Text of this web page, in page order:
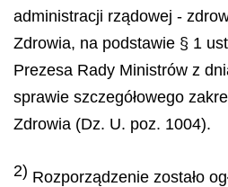
administracji rządowej -
Zdrowia, na podstawie § 1
Prezesa Rady Ministrów z
sprawie szczegółowego
Zdrowia (Dz. U. poz. 1004).
2) Rozporządzenie zostało